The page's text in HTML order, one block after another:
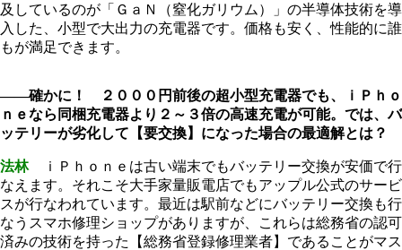
及しているのが「ＧａＮ（窒化ガリウム）」の半導体技術を導
入した、小型で大出力の充電器です。価格も安く、性能的に誰
もが満足できます。
――確かに！ ２０００円前後の超小型充電器でも、ｉＰｈｏ
ｎｅなら同梱充電器より２～３倍の高速充電が可能。では、バ
ッテリーが劣化して【要交換】になった場合の最適解とは？
法林ｉＰｈｏｎｅは古い端末でもバッテリー交換が安価で行
なえます。それこそ大手家量販電店でもアップル公式のサービ
スが行なわれています。最近は駅前などにバッテリー交換も行
なうスマホ修理ショップがありますが、これらは総務省の認可
済みの技術を持った【総務省登録修理業者】であることがマス